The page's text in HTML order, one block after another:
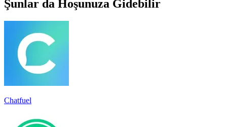
Şunlar da Hoşunuza Gidebilir
Chatfuel